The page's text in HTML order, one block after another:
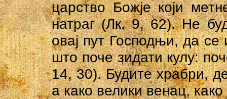
царство Божје који
натраг (Лк. 9, 62). Не
овај пут Господњи, да
што поче зидати кулу:
14, 30). Будите храбри,
а како велики венац, како